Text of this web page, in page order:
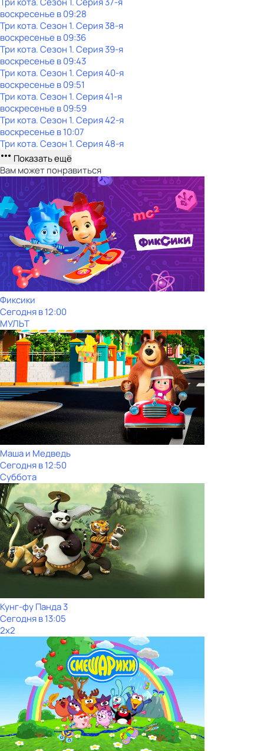
воскресенье в09:28
Три кота. Сезон 1. Серия 38-я
воскресенье в09:36
Три кота. Сезон 1. Серия 39-я
воскресенье в09:43
Три кота. Сезон 1. Серия 40-я
воскресенье в09:51
Три кота. Сезон 1. Серия 41-я
воскресенье в09:59
Три кота. Сезон 1. Серия 42-я
воскресенье в10:07
Три кота. Сезон 1. Серия 48-я
Показать ещё
Вам может понравиться
Фиксики
Сегодня в 12:00
МУЛЬТ
Маша и Медведь
Сегодня в 12:50
Суббота
Кунг-фу Панда 3
Сегодня в 13:05
2x2